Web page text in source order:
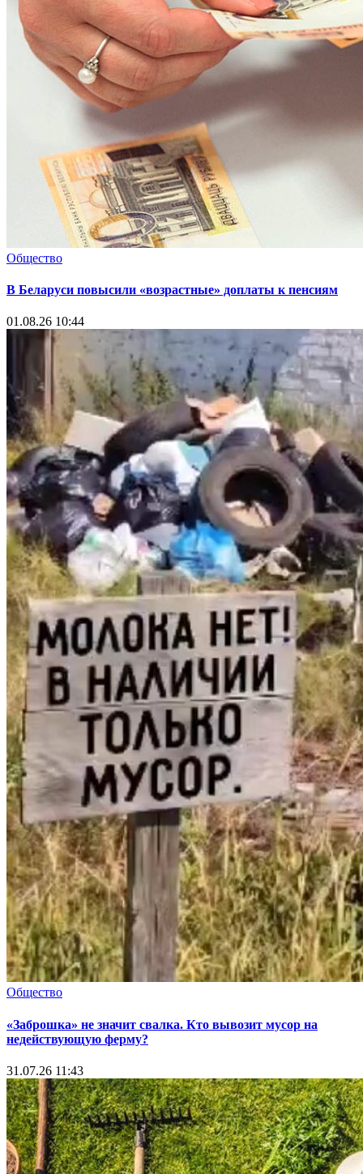
Общество
В Беларуси повысили «возрастные» доплаты к пенсиям
01.08.26 10:44
Общество
«Заброшка» не значит свалка. Кто вывозит мусор на
недействующую ферму?
31.07.26 11:43